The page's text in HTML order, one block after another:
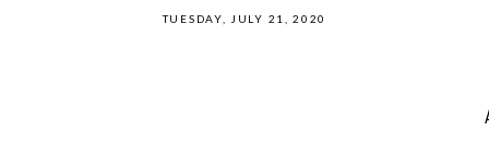
TUESDAY, JULY 21, 2020